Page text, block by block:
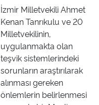
İzmir Milletvekili Ahmet
Kenan Tanrıkulu ve 20
Milletvekilinin,
uygulanmakta olan
teşvik sistemlerindeki
sorunların araştırılarak
alınması gereken
önlemlerin belirlenmesi